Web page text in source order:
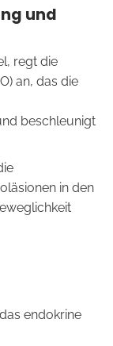
und
regt die
an, das die
beschleunigt
in den
endokrine